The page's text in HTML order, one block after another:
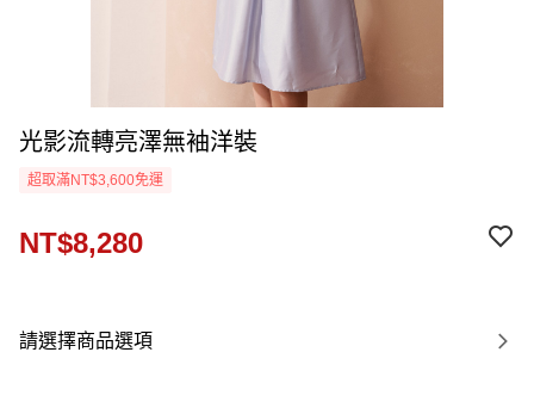
光影流轉亮澤無袖洋裝
超取滿NT$3,600免運
NT$8,280
請選擇商品選項